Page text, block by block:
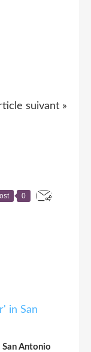
suivant »
0
San Antonio